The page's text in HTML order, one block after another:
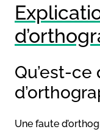
Qu’est-ce
Une faute